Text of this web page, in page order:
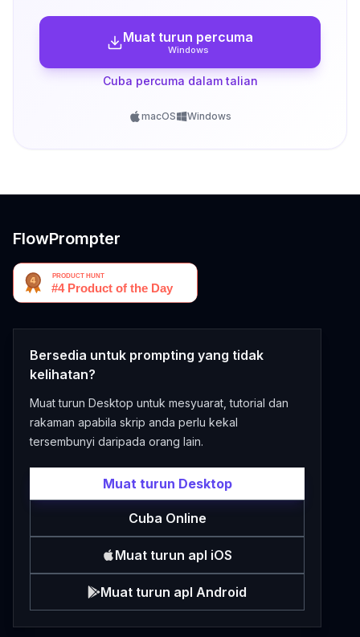
Muat turun percuma
Windows
Cuba percuma dalam talian
macOS Windows
FlowPrompter
Bersedia untuk prompting yang tidak
kelihatan?
Muat turun Desktop untuk mesyuarat, tutorial dan
rakaman apabila skrip anda perlu kekal
tersembunyi daripada orang lain.
Muat turun Desktop
Cuba Online
Muat turun apl iOS
Muat turun apl Android